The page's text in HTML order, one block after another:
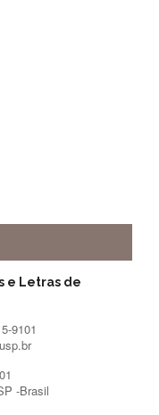
e Letras de
9101
-Brasil